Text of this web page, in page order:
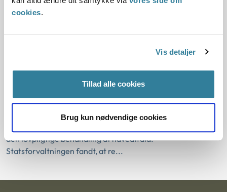
cookies.
Vis detaljer
Tillad alle cookies
Brug kun nødvendige cookies
borgere og virksomheder
komposteret affald, gratis til borgere og virksomheder.
Statsforvaltningen Midtjylland fandt, at kommunen ikke
havde handlet i strid med kommunalfuldmagtsreglerne ved
den lovpligtige behandling af haveaffald.
Statsforvaltningen fandt, at re...